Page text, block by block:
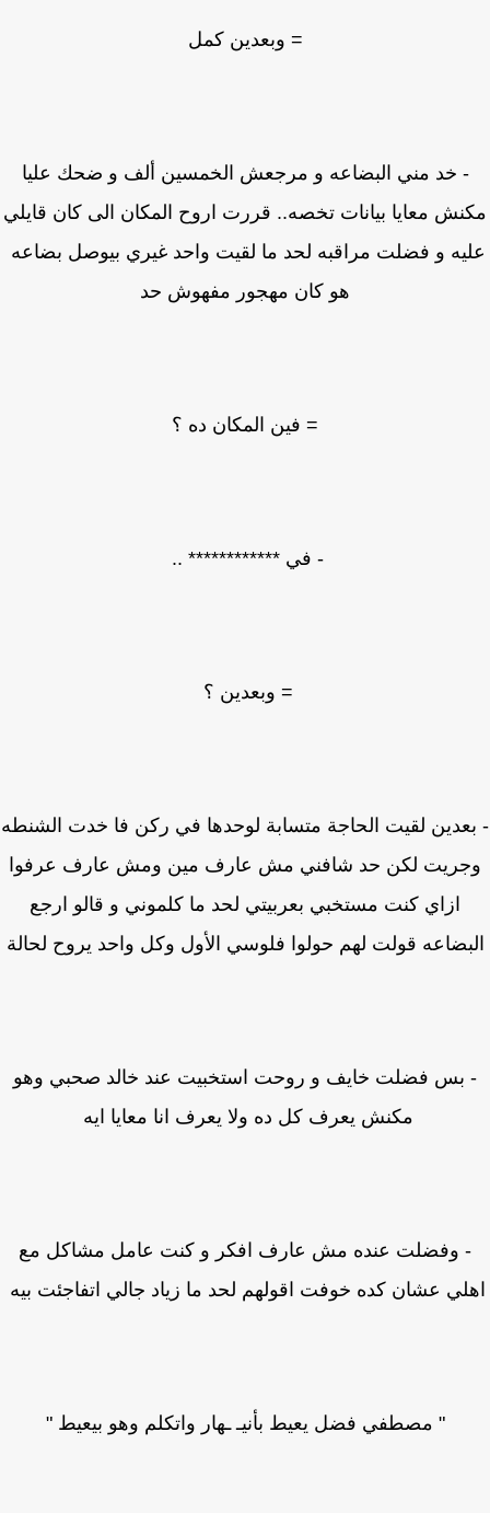
= وبعدين كمل
- خد مني البضاعه و مرجعش الخمسين ألف و ضحك عليا
معايا بيانات تخصه.. قررت اروح المكان الى كان قايلي
و فضلت مراقبه لحد ما لقيت واحد غيري بيوصل بضاعه
هو كان مهجور مفهوش حد
= فين المكان ده ؟
- في ************ ..
= وبعدين ؟
لقيت الحاجة متسابة لوحدها في ركن فا خدت الشنطه
لكن حد شافني مش عارف مين ومش عارف عرفوا
ازاي كنت مستخبي بعربيتي لحد ما كلموني و قالو ارجع
قولت لهم حولوا فلوسي الأول وكل واحد يروح لحالة
بس فضلت خايف و روحت استخبيت عند خالد صحبي وهو
مكنش يعرف كل ده ولا يعرف انا معايا ايه
- وفضلت عنده مش عارف افكر و كنت عامل مشاكل مع
عشان كده خوفت اقولهم لحد ما زياد جالي اتفاجئت بيه
" مصطفي فضل يعيط بأنيـ ـهار واتكلم وهو بيعيط "